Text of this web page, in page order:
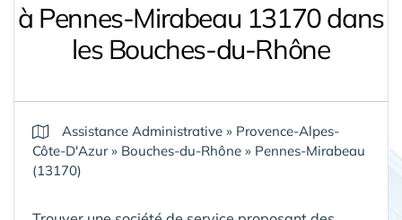
à Pennes-Mirabeau 13170 dans
les Bouches-du-Rhône
Assistance Administrative » Provence-Alpes-
Côte-D'Azur» Bouches-du-Rhône » Pennes-Mirabeau
(13170)